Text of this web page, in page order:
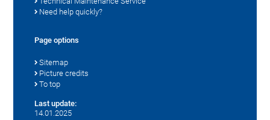
Need help quickly?
Page options
Sitemap
Picture credits
To top
Last update:
14.01.2025